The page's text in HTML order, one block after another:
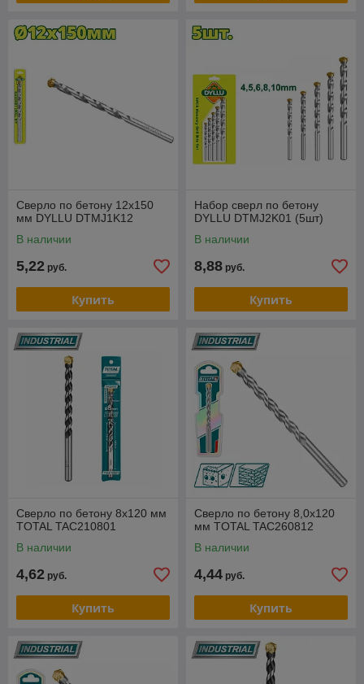
Сверло по бетону 12х150
мм DYLLU DTMJ1K12
В наличии
5,22 руб.
Купить
Набор сверл по бетону
DYLLU DTMJ2K01 (5шт)
В наличии
8,88 руб.
Купить
Сверло по бетону 8x120 мм
TOTAL TAC210801
В наличии
4,62 руб.
Купить
Сверло по бетону 8,0х120
мм TOTAL TAC260812
В наличии
4,44 руб.
Купить